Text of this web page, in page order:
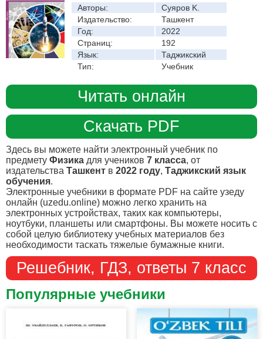
Авторы:
Суяров K.
Издательство:
Ташкент
Год:
2022
Страниц:
192
Язык:
Таджикский
Тип:
Учебник
Читать онлайн
Скачать PDF
Здесь вы можете найти электронный учебник по
предмету Физика для учеников 7 класса, от
издательства Ташкент в 2022 году, Таджикский язык
обучения.
Электронные учебники в формате PDF на сайте узеду
онлайн (uzedu.online) можно легко хранить на
электронных устройствах, таких как компьютеры,
ноутбуки, планшеты или смартфоны. Вы можете носить с
собой целую библиотеку учебных материалов без
необходимости таскать тяжелые бумажные книги.
Решебник, ГДЗ, ответы 7 класс
Популярные учебники